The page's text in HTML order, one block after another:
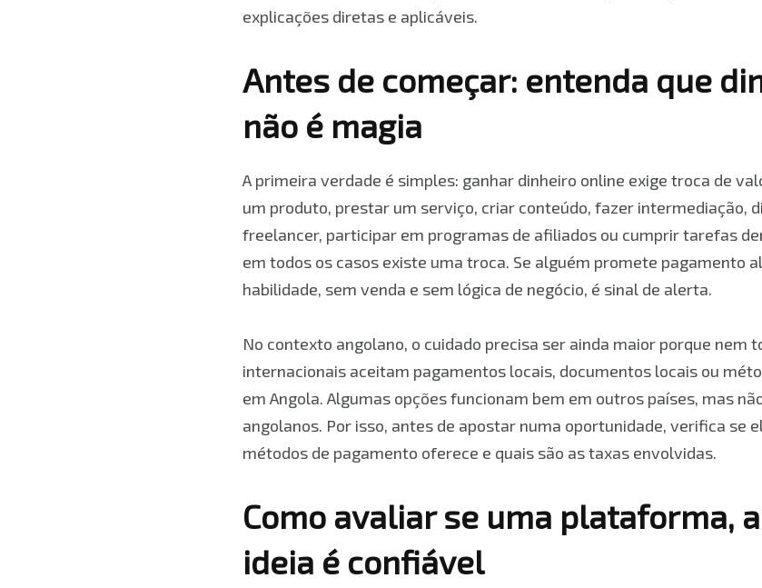
explicações diretas e aplicáveis.
Antes de começar: entenda que
não é magia
A primeira verdade é simples: ganhar dinheiro online exige troca de
um produto, prestar um serviço, criar conteúdo, fazer intermediação,
freelancer, participar em programas de afiliados ou cumprir tarefas
em todos os casos existe uma troca. Se alguém promete pagamento
habilidade, sem venda e sem lógica de negócio, é sinal de alerta.
No contexto angolano, o cuidado precisa ser ainda maior porque nem
internacionais aceitam pagamentos locais, documentos locais ou
em Angola. Algumas opções funcionam bem em outros países, mas
angolanos. Por isso, antes de apostar numa oportunidade, verifica se
métodos de pagamento oferece e quais são as taxas envolvidas.
Como avaliar se uma plataforma,
ideia é confiável